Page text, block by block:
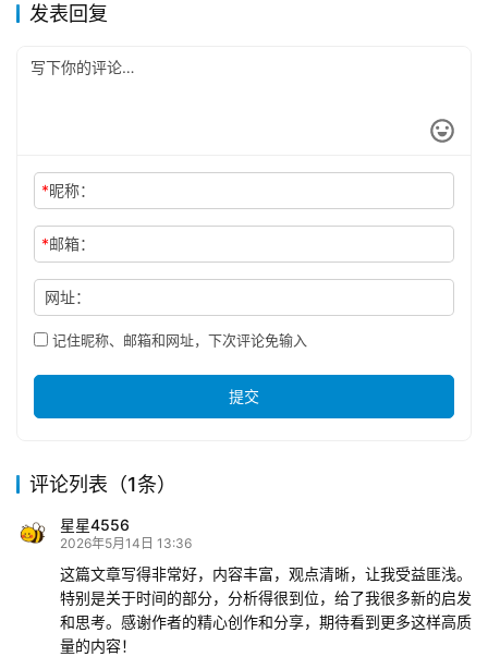
发表回复
*昵称：
*邮箱：
网址：
记住昵称、邮箱和网址，下次评论免输入
提交
评论列表（1条）
星星4556
2026年5月14日 13:36
这篇文章写得非常好，内容丰富，观点清晰，让我受益匪浅。
特别是关于时间的部分，分析得很到位，给了我很多新的启发
和思考。感谢作者的精心创作和分享，期待看到更多这样高质
量的内容！